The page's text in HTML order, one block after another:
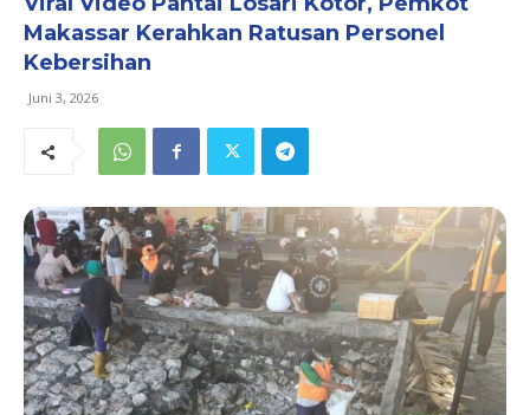
Makassar Kerahkan Ratusan Personel
Kebersihan
Juni 3, 2026